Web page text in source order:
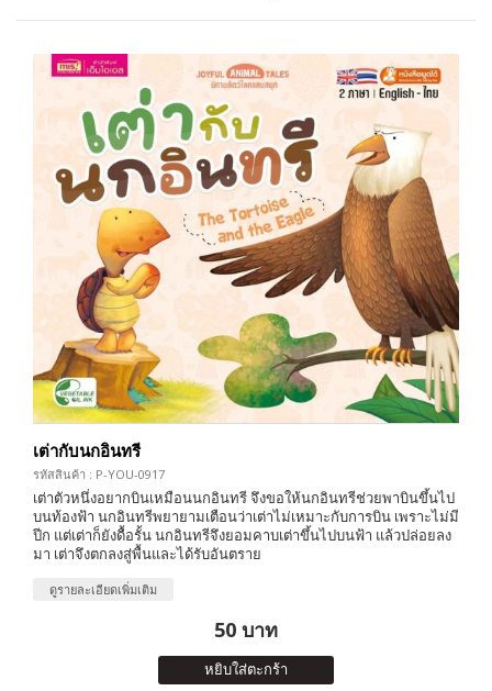
เต่ากับนกอินทรี
รหัสสินค้า : P-YOU-0917
เต่าตัวหนึ่งอยากบินเหมือนนกอินทรี จึงขอให้นกอินทรีช่วยพาบินขึ้นไป
บนท้องฟ้า นกอินทรีพยายามเตือนว่าเต่าไม่เหมาะกับการบิน เพราะไม่มี
ปีก แต่เต่าก็ยังดื้อรั้น นกอินทรีจึงยอมคาบเต่าขึ้นไปบนฟ้า แล้วปล่อยลง
มา เต่าจึงตกลงสู่พื้นและได้รับอันตราย
ดูรายละเอียดเพิ่มเติม
50 บาท
หยิบใส่ตะกร้า